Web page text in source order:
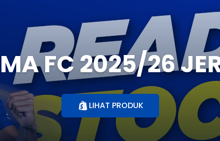
FC 2025/26
LIHAT PRODUK